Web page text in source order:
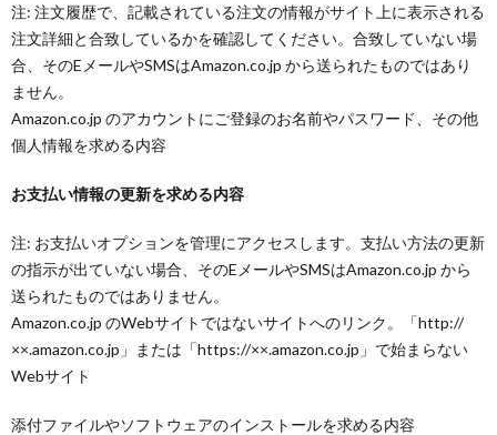
注: 注文履歴で、記載されている注文の情報がサイト上に表示される
注文詳細と合致しているかを確認してください。合致していない場
合、そのEメールやSMSはAmazon.co.jp から送られたものではあり
ません。
Amazon.co.jp のアカウントにご登録のお名前やパスワード、その他
個人情報を求める内容
お支払い情報の更新を求める内容
注: お支払いオプションを管理にアクセスします。支払い方法の更新
の指示が出ていない場合、そのEメールやSMSはAmazon.co.jp から
送られたものではありません。
Amazon.co.jp のWebサイトではないサイトへのリンク。「http://
××.amazon.co.jp」または「https://××.amazon.co.jp」で始まらない
Webサイト
添付ファイルやソフトウェアのインストールを求める内容